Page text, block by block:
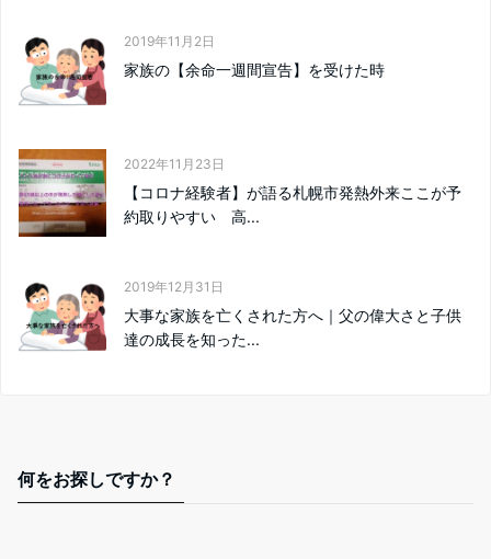
2019年11月2日
家族の【余命一週間宣告】を受けた時
2022年11月23日
【コロナ経験者】が語る札幌市発熱外来ここが予
約取りやすい 高...
2019年12月31日
大事な家族を亡くされた方へ｜父の偉大さと子供
達の成長を知った...
何をお探しですか？